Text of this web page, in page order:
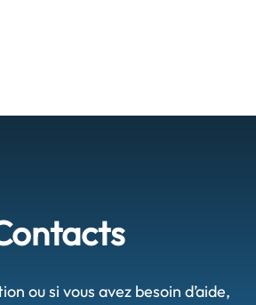
ou si vous avez besoin d’aide,